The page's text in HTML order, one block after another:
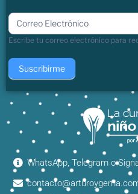
boletin
Escribe tu correo electrónico para
Suscribirme
WhatsApp, Telegram o